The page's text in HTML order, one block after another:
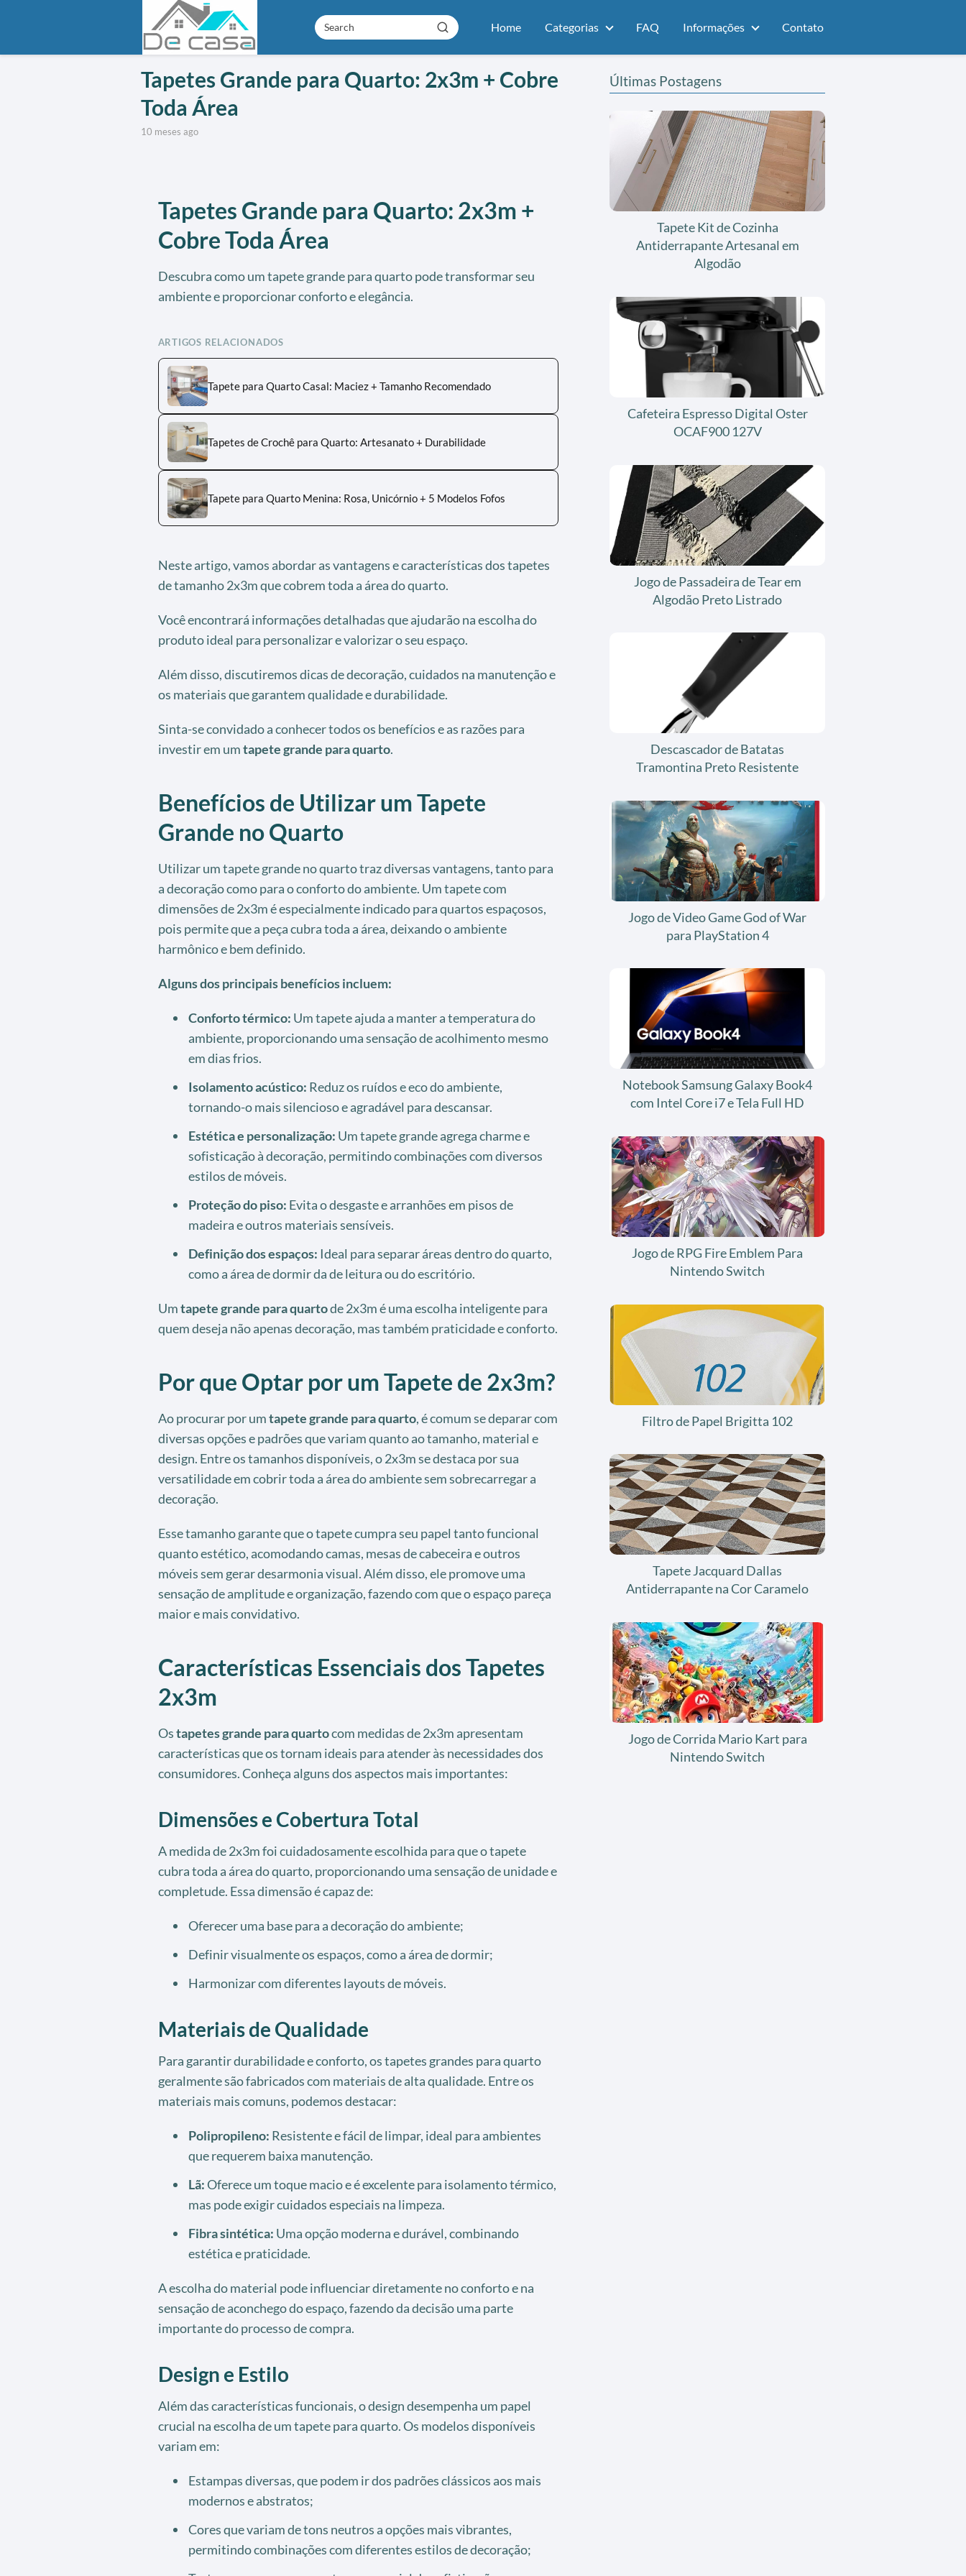
Home Categorias FAQ Informações Contato
Tapetes Grande para Quarto: 2x3m + Cobre
Toda Área
10 meses ago
Tapetes Grande para Quarto: 2x3m +
Cobre Toda Área
Descubra como um tapete grande para quarto pode transformar seu
ambiente e proporcionar conforto e elegância.
ARTIGOS RELACIONADOS
Tapete para Quarto Casal: Maciez + Tamanho Recomendado
Tapetes de Crochê para Quarto: Artesanato + Durabilidade
Tapete para Quarto Menina: Rosa, Unicórnio + 5 Modelos Fofos
Neste artigo, vamos abordar as vantagens e características dos tapetes
de tamanho 2x3m que cobrem toda a área do quarto.
Você encontrará informações detalhadas que ajudarão na escolha do
produto ideal para personalizar e valorizar o seu espaço.
Além disso, discutiremos dicas de decoração, cuidados na manutenção e
os materiais que garantem qualidade e durabilidade.
Sinta-se convidado a conhecer todos os benefícios e as razões para
investir em umtapete grande para quarto.
Benefícios de Utilizar um Tapete
Grande no Quarto
Utilizar um tapete grande no quarto traz diversas vantagens, tanto para
a decoração como para o conforto do ambiente. Um tapete com
dimensões de 2x3m é especialmente indicado para quartos espaçosos,
pois permite que a peça cubra toda a área, deixando o ambiente
harmônico e bem definido.
Alguns dos principais benefícios incluem:
Conforto térmico: Um tapete ajuda a manter a temperatura do
ambiente, proporcionando uma sensação de acolhimento mesmo
em dias frios.
Isolamento acústico: Reduz os ruídos e eco do ambiente,
tornando-o mais silencioso e agradável para descansar.
Estética e personalização: Um tapete grande agrega charme e
sofisticação à decoração, permitindo combinações com diversos
estilos de móveis.
Proteção do piso: Evita o desgaste e arranhões em pisos de
madeira e outros materiais sensíveis.
Definição dos espaços: Ideal para separar áreas dentro do quarto,
como a área de dormir da de leitura ou do escritório.
Umtapete grande para quartode 2x3m é uma escolha inteligente para
quem deseja não apenas decoração, mas também praticidade e conforto.
Por que Optar por um Tapete de 2x3m?
Ao procurar por umtapete grande para quarto, é comum se deparar com
diversas opções e padrões que variam quanto ao tamanho, material e
design. Entre os tamanhos disponíveis, o 2x3m se destaca por sua
versatilidade em cobrir toda a área do ambiente sem sobrecarregar a
decoração.
Esse tamanho garante que o tapete cumpra seu papel tanto funcional
quanto estético, acomodando camas, mesas de cabeceira e outros
móveis sem gerar desarmonia visual. Além disso, ele promove uma
sensação de amplitude e organização, fazendo com que o espaço pareça
maior e mais convidativo.
Características Essenciais dos Tapetes
2x3m
Ostapetes grande para quartocom medidas de 2x3m apresentam
características que os tornam ideais para atender às necessidades dos
consumidores. Conheça alguns dos aspectos mais importantes:
Dimensões e Cobertura Total
A medida de 2x3m foi cuidadosamente escolhida para que o tapete
cubra toda a área do quarto, proporcionando uma sensação de unidade e
completude. Essa dimensão é capaz de:
Oferecer uma base para a decoração do ambiente;
Definir visualmente os espaços, como a área de dormir;
Harmonizar com diferentes layouts de móveis.
Materiais de Qualidade
Para garantir durabilidade e conforto, os tapetes grandes para quarto
geralmente são fabricados com materiais de alta qualidade. Entre os
materiais mais comuns, podemos destacar:
Polipropileno: Resistente e fácil de limpar, ideal para ambientes
que requerem baixa manutenção.
Lã:Oferece um toque macio e é excelente para isolamento térmico,
mas pode exigir cuidados especiais na limpeza.
Fibra sintética: Uma opção moderna e durável, combinando
estética e praticidade.
A escolha do material pode influenciar diretamente no conforto e na
sensação de aconchego do espaço, fazendo da decisão uma parte
importante do processo de compra.
Design e Estilo
Além das características funcionais, o design desempenha um papel
crucial na escolha de um tapete para quarto. Os modelos disponíveis
variam em:
Estampas diversas, que podem ir dos padrões clássicos aos mais
modernos e abstratos;
Cores que variam de tons neutros a opções mais vibrantes,
permitindo combinações com diferentes estilos de decoração;
Últimas Postagens
Tapete Kit de Cozinha
Antiderrapante Artesanal em
Algodão
Cafeteira Espresso Digital Oster
OCAF900 127V
Jogo de Passadeira de Tear em
Algodão Preto Listrado
Descascador de Batatas
Tramontina Preto Resistente
Jogo de Video Game God of War
para PlayStation 4
Notebook Samsung Galaxy Book4
com Intel Core i7 e Tela Full HD
Jogo de RPG Fire Emblem Para
Nintendo Switch
Filtro de Papel Brigitta 102
Tapete Jacquard Dallas
Antiderrapante na Cor Caramelo
Jogo de Corrida Mario Kart para
Nintendo Switch